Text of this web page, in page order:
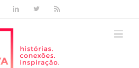
FacebookLinkedinTwitter